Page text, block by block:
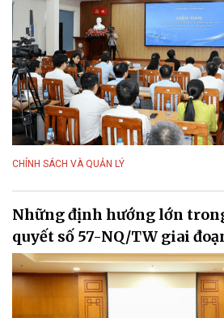
CHÍNH SÁCH VÀ QUẢN LÝ
Những định hướng lớn
quyết số 57-NQ/TW giai